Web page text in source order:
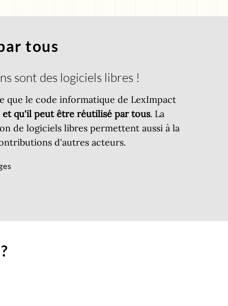
tous
sont des logiciels libres !
que le code informatique de LexImpact
et qu'il peut être réutilisé par tous. La
de logiciels libres permettent aussi à la
d'autres acteurs.